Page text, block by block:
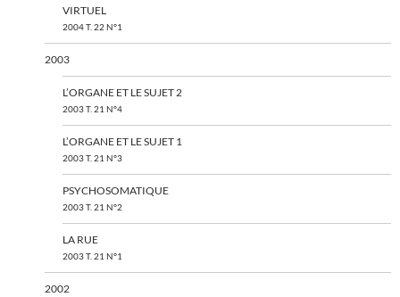
VIRTUEL
2004 T. 22 N°1
2003
L’ORGANE ET LE SUJET 2
2003 T. 21 N°4
L’ORGANE ET LE SUJET 1
2003 T. 21 N°3
PSYCHOSOMATIQUE
2003 T. 21 N°2
LA RUE
2003 T. 21 N°1
2002